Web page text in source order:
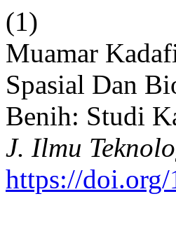
(1)
Muamar
Spasial Dan
Benih: Studi
J. Ilmu
https://